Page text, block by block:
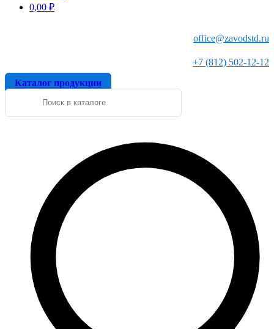
0,00 ₽
office@zavodstd.ru
+7 (812) 502-12-12
Каталог продукции